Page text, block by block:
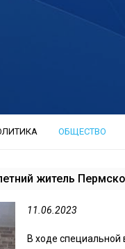
ОБЩЕСТВО
житель
11.06.2023
В ходе специальной